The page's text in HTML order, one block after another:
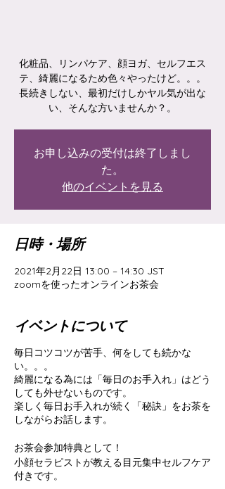
化粧品、リンパケア、顔ヨガ、セルフエス
テ、綺麗になるため色々やったけど。。。
長続きしない、最初だけしかヤル気が出な
い、そんな方いませんか？。
お申し込みの受付は終了しまし
た。
他のイベントを見る
日時・場所
2021年2月22日 13:00 – 14:30 JST
zoomを使ったオンラインお茶会
イベントについて
毎日コツコツが苦手、何をしても続かな
い。。。
綺麗になる為には「毎日のお手入れ」はどう
しても外せないものです。
楽しく毎日お手入れが続く「秘訣」をお茶を
しながらお話します。
お茶会参加特典として！
小顔セラピストが教える目元集中セルフケア
付きです。